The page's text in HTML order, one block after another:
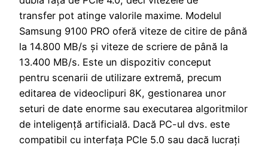
transfer pot atinge valorile maxime. Modelul
Samsung 9100 PRO oferă viteze de citire de până
la 14.800 MB/s și viteze de scriere de până la
13.400 MB/s. Este un dispozitiv conceput
pentru scenarii de utilizare extremă, precum
editarea de videoclipuri 8K, gestionarea unor
seturi de date enorme sau executarea algoritmilor
de inteligență artificială. Dacă PC-ul dvs. este
compatibil cu interfața PCIe 5.0 sau dacă lucrați